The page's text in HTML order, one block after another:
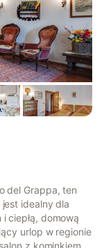
del Grappa, ten
idealny dla
ciepłą, domową
urlop w regionie
z kominkiem,